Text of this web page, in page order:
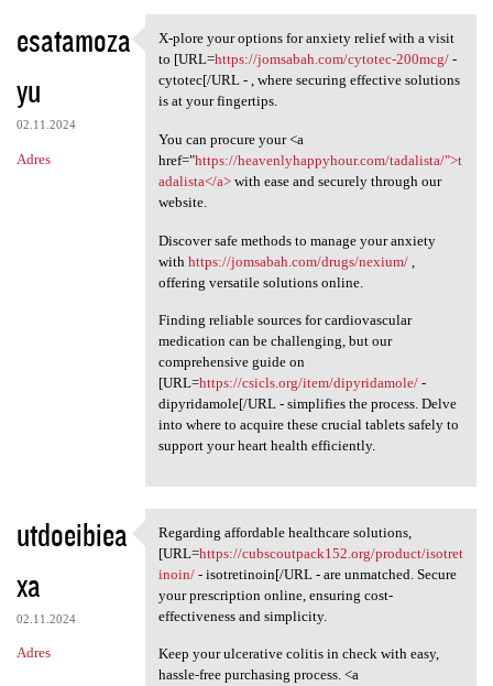
esatamoza
yu
02.11.2024
Adres
X-plore your options for
X-plore your options for anxiety relief with a visit
to [URL=https://jomsabah.com/cytotec-200mcg/-
cytotec[/URL - , where securing effective solutions
is at your fingertips.
You can procure your <a
href="https://heavenlyhappyhour.com/tadalista/">t
adalista</a>with ease and securely through our
website.
Discover safe methods to manage your anxiety
with https://jomsabah.com/drugs/nexium/,
offering versatile solutions online.
Finding reliable sources for cardiovascular
medication can be challenging, but our
comprehensive guide on
[URL=https://csicls.org/item/dipyridamole/-
dipyridamole[/URL - simplifies the process. Delve
into where to acquire these crucial tablets safely to
support your heart health efficiently.
utdoeibiea
xa
02.11.2024
Adres
Regarding affordable
Regarding affordable healthcare solutions,
[URL=https://cubscoutpack152.org/product/isotret
inoin/- isotretinoin[/URL - are unmatched. Secure
your prescription online, ensuring cost-
effectiveness and simplicity.
Keep your ulcerative colitis in check with easy,
hassle-free purchasing process. <a